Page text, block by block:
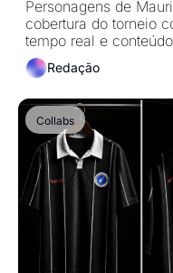
2026 em
Personagens de
cobertura do torneio
tempo real e
brasilidade e
Redação
Collabs